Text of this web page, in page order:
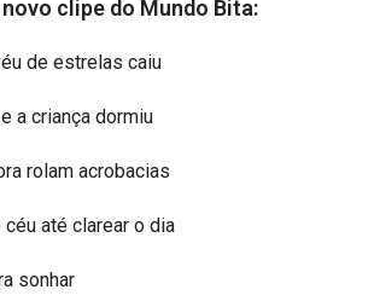
clipe do Mundo Bita:
de estrelas caiu
a criança dormiu
rolam acrobacias
até clarear o dia
sonhar